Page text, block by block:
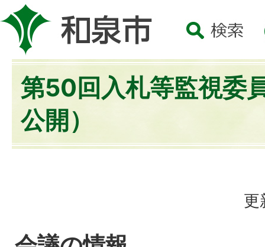
第50回入札等監視委
公開）
更